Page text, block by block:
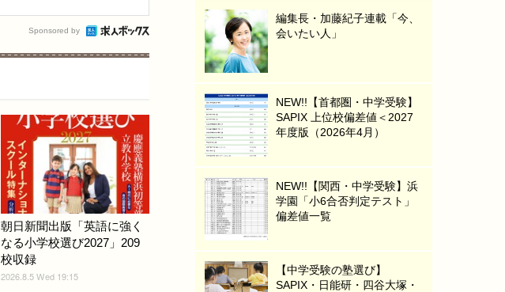
Sponsored by
朝日新聞出版「英語に強く
なる小学校選び2027」209
校収録
2026.8.5 Wed 19:15
編集長・加藤紀子連載「今、
会いたい人」
NEW!!【首都圏・中学受験】
SAPIX 上位校偏差値＜2027
年度版（2026年4月）
NEW!!【関西・中学受験】浜
学園「小6合否判定テスト」
偏差値一覧
【中学受験の塾選び】
SAPIX・日能研・四谷大塚・